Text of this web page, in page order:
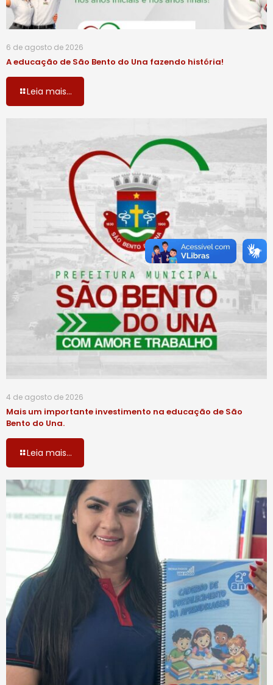
6 de agosto de 2026
A educação de São Bento do Una fazendo história!
Leia mais...
4 de agosto de 2026
Mais um importante investimento na educação de São
Bento do Una.
Leia mais...